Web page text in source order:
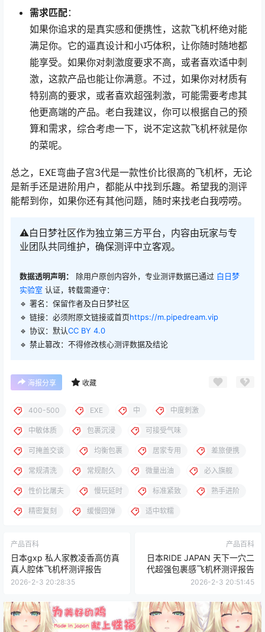
需求匹配：
如果你追求的是真实感和便携性，这款飞机杯绝对能
满足你。它的逼真设计和小巧体积，让你随时随地都
能享受。如果你对刺激度要求不高，或者喜欢适中刺
激，这款产品也能让你满意。不过，如果你对材质有
特别高的要求，或者喜欢超强刺激，可能需要考虑其
他更高端的产品。老白我建议，你可以根据自己的预
算和需求，综合考虑一下，说不定这款飞机杯就是你
的菜呢。
总之，EXE弯曲子宫3代是一款性价比很高的飞机杯，无论
是新手还是进阶用户，都能从中找到乐趣。希望我的测评
能帮到你，如果你还有其他问题，随时来找老白我唠唠。
⚠️白日梦社区作为独立第三方平台，内容由玩家与专
业团队共同维护，确保测评中立客观。
数据透明声明： 除用户原创内容外，专业测评数据已通过 白日梦
实验室 认证，转载需遵守：
🔹 署名：保留作者及白日梦社区
🔹 链接：必须附原文链接或首页https://m.pipedream.vip
🔹 协议：默认CC BY 4.0
🔹 禁止篡改：不得修改核心测评数据及结论
海报分享 收藏
400-500 EXE 中 中度刺激
中敏体质 包裹沉浸 可接受气味
可掩盖交谈 均衡包裹 居家专用 差旅便携
常规清洗 常规耐久 微量出油 必入旗舰
性价比屠夫 慢玩延时 标准紧致 熟手进阶
精密复刻 缓慢回弹 适中软糯
产品百科
日本gxp 私人家教凌香高仿真
真人腔体飞机杯测评报告
2026-2-3 20:28:35
产品百科
日本RIDE JAPAN 天下一穴二
代超强包裹感飞机杯测评报告
2026-2-3 20:51:45